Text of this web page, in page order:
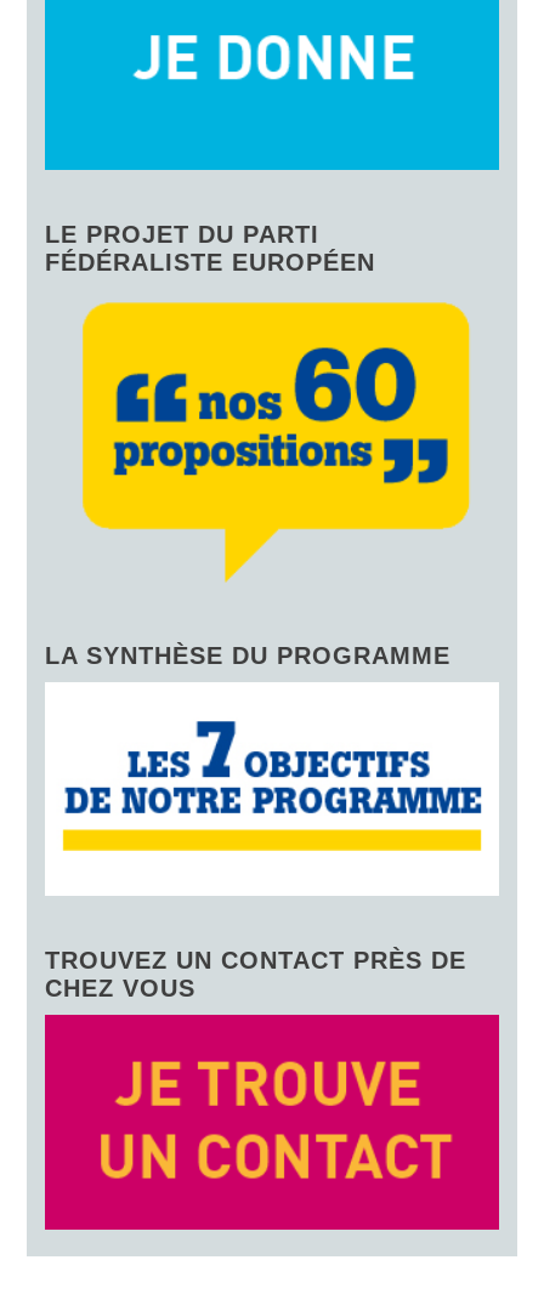
LE PROJET DU PARTI
FÉDÉRALISTE EUROPÉEN
LA SYNTHÈSE DU PROGRAMME
TROUVEZ UN CONTACT PRÈS DE
CHEZ VOUS